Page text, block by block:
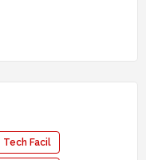
Tech Facil